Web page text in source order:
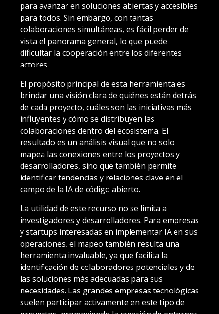
para avanzar en soluciones abiertas y accesibles
para todos. Sin embargo, con tantas
colaboraciones simultáneas, es fácil perder de
vista el panorama general, lo que puede
dificultar la cooperación entre los diferentes
actores.
El propósito principal de esta herramienta es
brindar una visión clara de quiénes están detrás
de cada proyecto, cuáles son las iniciativas más
influyentes y cómo se distribuyen las
colaboraciones dentro del ecosistema. El
resultado es un análisis visual que no solo
mapea las conexiones entre los proyectos y
desarrolladores, sino que también permite
identificar tendencias y relaciones clave en el
campo de la IA de código abierto.
La utilidad de este recurso no se limita a
investigadores y desarrolladores. Para empresas
y startups interesadas en implementar IA en sus
operaciones, el mapeo también resulta una
herramienta invaluable, ya que facilita la
identificación de colaboradores potenciales y de
las soluciones más adecuadas para sus
necesidades. Las grandes empresas tecnológicas
suelen participar activamente en este tipo de